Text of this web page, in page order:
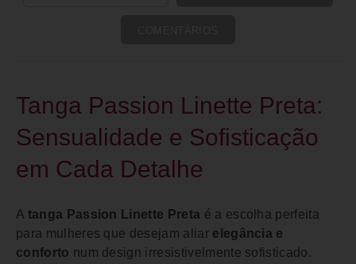
Tanga Passion Linette Preta:
Sensualidade e Sofisticação
em Cada Detalhe
A tanga Passion Linette Preta é a escolha perfeita
para mulheres que desejam aliar elegância e
conforto num design irresistivelmente sofisticado.